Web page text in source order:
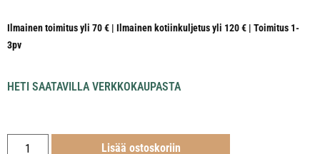
Ilmainen toimitus yli 70 € | Ilmainen kotiinkuljetus yli 120 € | Toimitus 1-
3pv
HETI SAATAVILLA VERKKOKAUPASTA
Lisää ostoskoriin